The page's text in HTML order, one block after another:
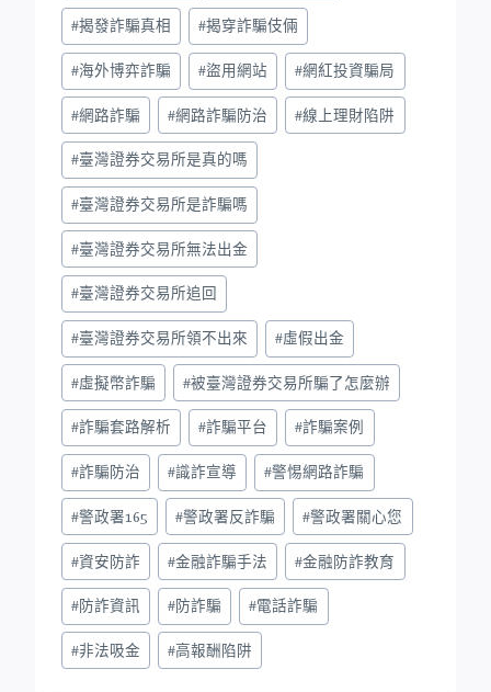
#揭發詐騙真相 #揭穿詐騙伎倆
#海外博弈詐騙 #盜用網站 #網紅投資騙局
#網路詐騙 #網路詐騙防治 #線上理財陷阱
#臺灣證券交易所是真的嗎
#臺灣證券交易所是詐騙嗎
#臺灣證券交易所無法出金
#臺灣證券交易所追回
#臺灣證券交易所領不出來 #虛假出金
#虛擬幣詐騙 #被臺灣證券交易所騙了怎麼辦
#詐騙套路解析 #詐騙平台 #詐騙案例
#詐騙防治 #識詐宣導 #警惕網路詐騙
#警政署165 #警政署反詐騙 #警政署關心您
#資安防詐 #金融詐騙手法 #金融防詐教育
#防詐資訊 #防詐騙 #電話詐騙
#非法吸金 #高報酬陷阱